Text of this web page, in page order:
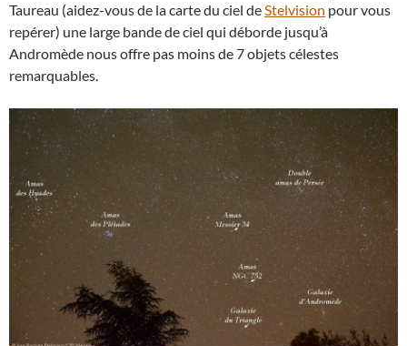
Taureau (aidez-vous de la carte du ciel deStelvision pour vous
repérer) une large bande de ciel qui déborde jusqu’à
Andromède nous offre pas moins de 7 objets célestes
remarquables.